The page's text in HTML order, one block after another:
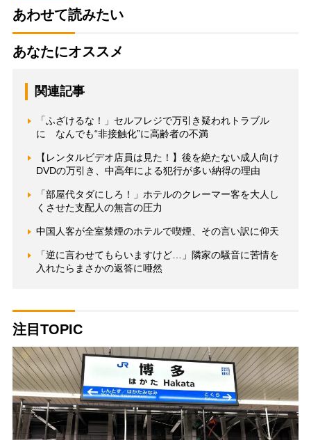
あわせて読みたい
あなたにオススメ
関連記事
「ふざけるな！」セルフレジで万引き疑われトラブル
に なんでも“非接触化”に高齢者の不満
【レンタルビデオ店員は見た！】後を絶たない成人向け
DVDの万引き、中高年による犯行が多い納得の理由
「部屋代タダにしろ！」ホテルのクレーマー客を大人し
くさせた支配人の無言の圧力
中国人客が全室禁煙のホテルで喫煙、その言い訳に仰天
「逆に言わせてもらいますけど…」隣家の騒音に苦情を
入れたらまさかの返答に唖然
注目TOPIC